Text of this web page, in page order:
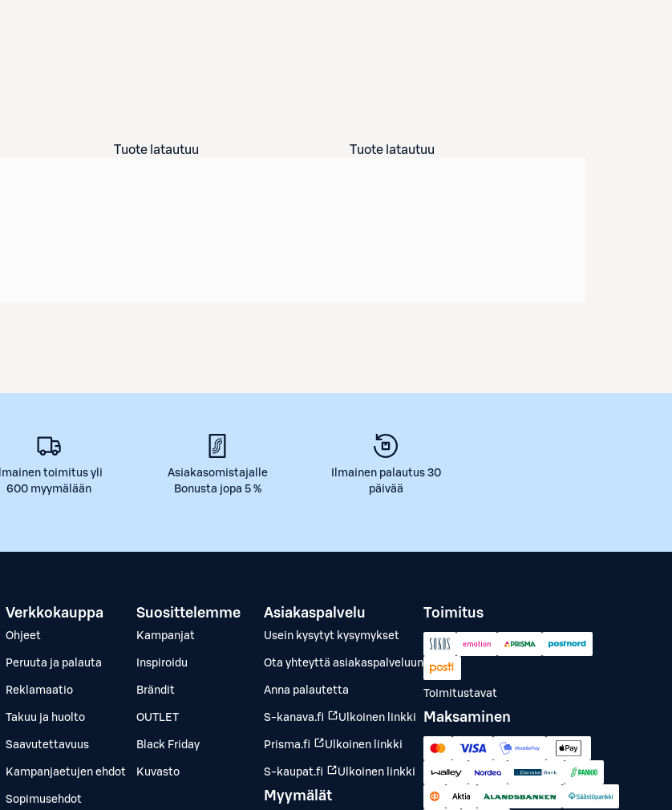
Tuote latautuu Tuote latautuu
Ilmainen toimitus yli
600 myymälään
Asiakasomistajalle
Bonusta jopa 5 %
Ilmainen palautus 30
päivää
Verkkokauppa
Ohjeet
Peruuta ja palauta
Reklamaatio
Takuu ja huolto
Saavutettavuus
Kampanjaetujen ehdot
Sopimusehdot
Suosittelemme
Kampanjat
Inspiroidu
Brändit
OUTLET
Black Friday
Kuvasto
Asiakaspalvelu
Usein kysytyt kysymykset
Ota yhteyttä asiakaspalveluun
Anna palautetta
S-kanava.fi Ulkoinen linkki
Prisma.fi Ulkoinen linkki
S-kaupat.fi Ulkoinen linkki
Myymälät
Toimitus
Toimitustavat
Maksaminen